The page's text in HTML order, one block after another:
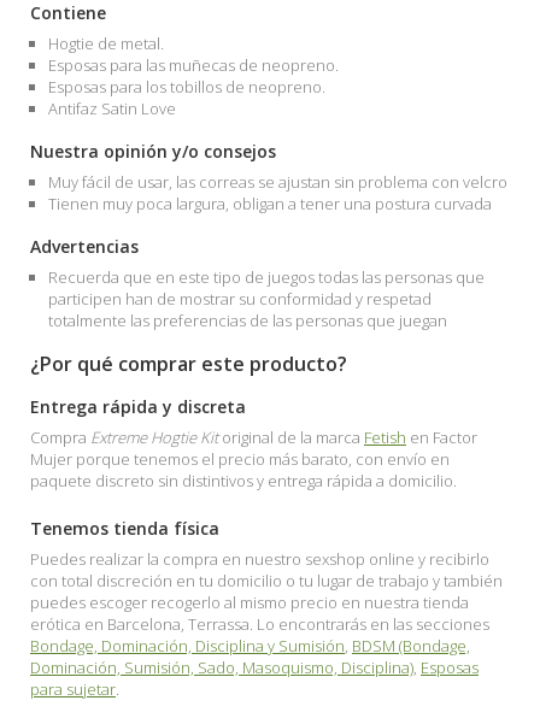
Contiene
Hogtie de metal.
Esposas para las muñecas de neopreno.
Esposas para los tobillos de neopreno.
Antifaz Satin Love
Nuestra opinión y/o consejos
Muy fácil de usar, las correas se ajustan sin problema con velcro
Tienen muy poca largura, obligan a tener una postura curvada
Advertencias
Recuerda que en este tipo de juegos todas las personas que
participen han de mostrar su conformidad y respetad
totalmente las preferencias de las personas que juegan
¿Por qué comprar este producto?
Entrega rápida y discreta
Compra Extreme Hogtie Kitoriginal de la marca Fetish en Factor
Mujer porque tenemos el precio más barato, con envío en
paquete discreto sin distintivos y entrega rápida a domicilio.
Tenemos tienda física
Puedes realizar la compra en nuestro sexshop online y recibirlo
con total discreción en tu domicilio o tu lugar de trabajo y también
puedes escoger recogerlo al mismo precio en nuestra tienda
erótica en Barcelona, Terrassa. Lo encontrarás en las secciones
Bondage, Dominación, Disciplina y Sumisión, BDSM (Bondage,
Dominación, Sumisión, Sado, Masoquismo, Disciplina), Esposas
para sujetar.